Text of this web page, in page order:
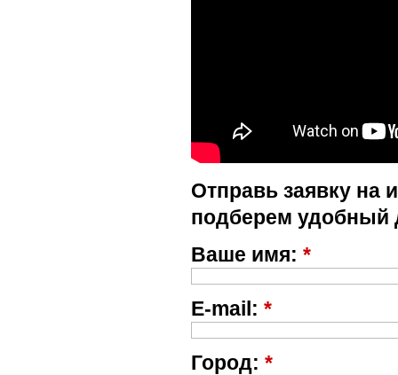
Отправь заявку на
подберем удобный
Ваше имя: *
E-mail: *
Город: *